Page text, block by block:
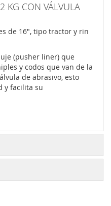
KG CON VÁLVULA
de 16", tipo tractor y rin
(pusher liner) que
y codos que van de la
de abrasivo, esto
y facilita su